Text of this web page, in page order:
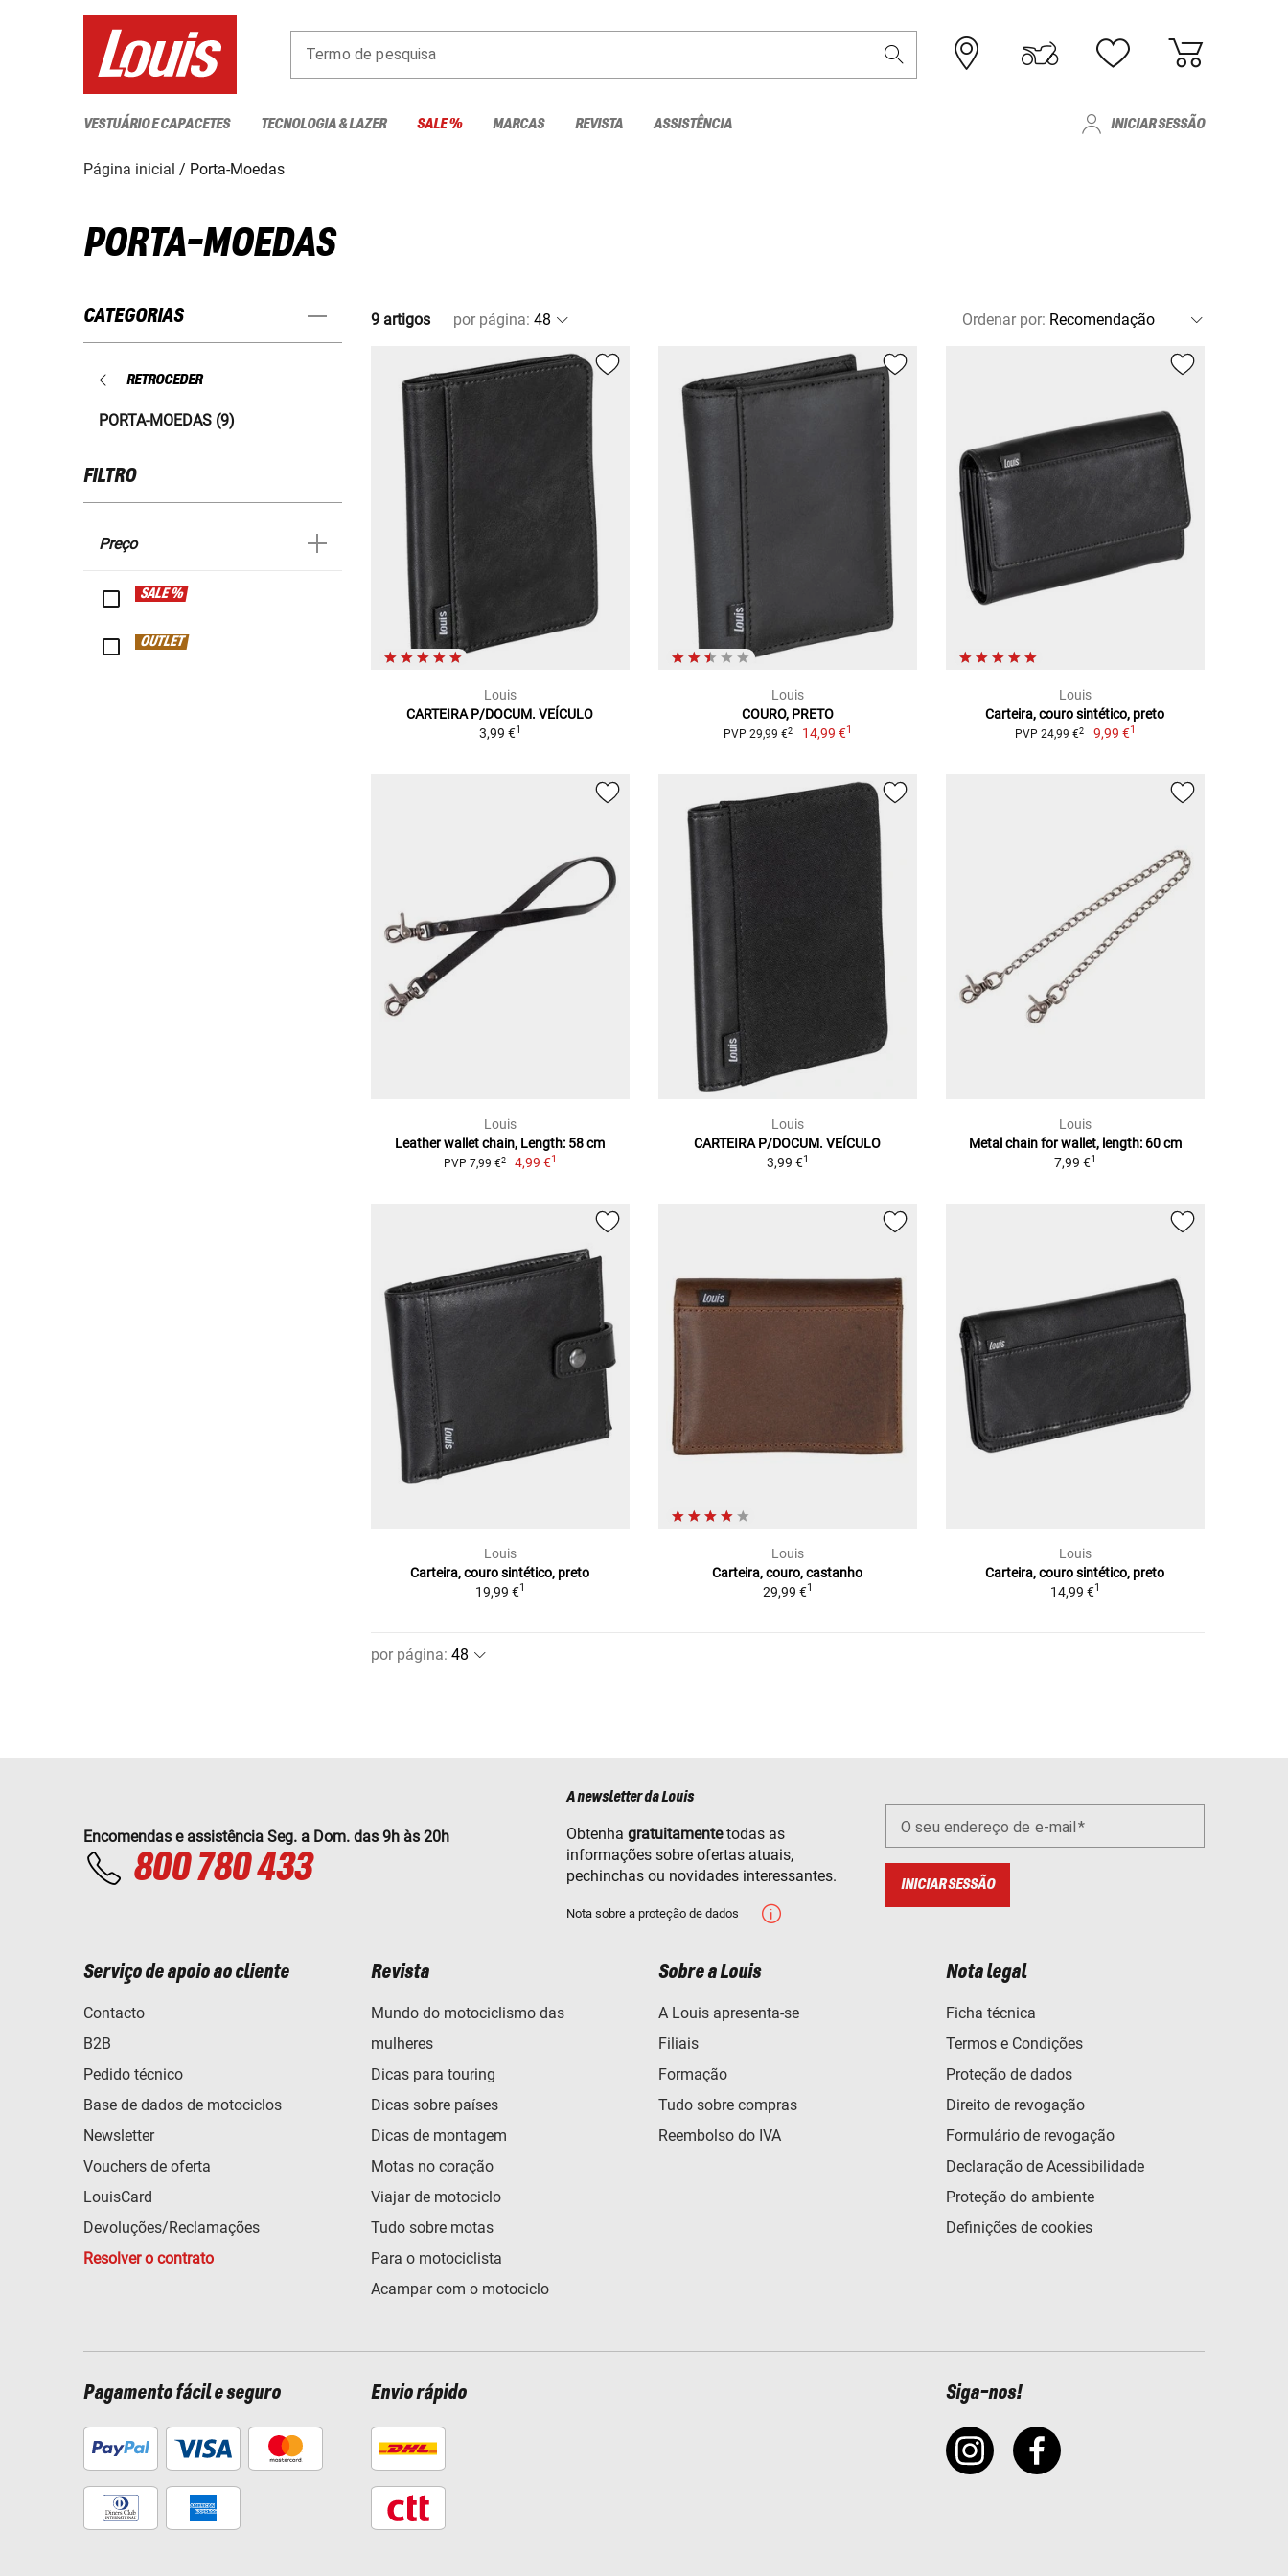
Termo de pesquisa
VESTUÁRIO E CAPACETES TECNOLOGIA & LAZER SALE % MARCAS REVISTA ASSISTÊNCIA INICIAR SESSÃO
Página inicial Porta-Moedas
PORTA-MOEDAS
CATEGORIAS
RETROCEDER
PORTA-MOEDAS (9)
FILTRO
Preço
SALE %
OUTLET
9 artigos por página: Ordenar por:
Louis
CARTEIRA P/DOCUM. VEÍCULO
3,99 €1
Louis
COURO, PRETO
PVP 29,99 €2 14,99 €1
Louis
Carteira, couro sintético, preto
PVP 24,99 €2 9,99 €1
Louis
Leather wallet chain, Length: 58 cm
PVP 7,99 €2 4,99 €1
Louis
CARTEIRA P/DOCUM. VEÍCULO
3,99 €1
Louis
Metal chain for wallet, length: 60 cm
7,99 €1
Louis
Carteira, couro sintético, preto
19,99 €1
Louis
Carteira, couro, castanho
29,99 €1
Louis
Carteira, couro sintético, preto
14,99 €1
por página:
Encomendas e assistência Seg. a Dom. das 9h às 20h
800 780 433
A newsletter da Louis
Obtenha gratuitamentetodas as
informações sobre ofertas atuais,
pechinchas ou novidades interessantes.
Nota sobre a proteção de dados
O seu endereço de e-mail
INICIAR SESSÃO
Serviço de apoio ao cliente
Contacto
B2B
Pedido técnico
Base de dados de motociclos
Newsletter
Vouchers de oferta
LouisCard
Devoluções/Reclamações
Resolver o contrato
Revista
Mundo do motociclismo das
mulheres
Dicas para touring
Dicas sobre países
Dicas de montagem
Motas no coração
Viajar de motociclo
Tudo sobre motas
Para o motociclista
Acampar com o motociclo
Sobre a Louis
A Louis apresenta-se
Filiais
Formação
Tudo sobre compras
Reembolso do IVA
Nota legal
Ficha técnica
Termos e Condições
Proteção de dados
Direito de revogação
Formulário de revogação
Declaração de Acessibilidade
Proteção do ambiente
Definições de cookies
Pagamento fácil e seguro Envio rápido Siga-nos!